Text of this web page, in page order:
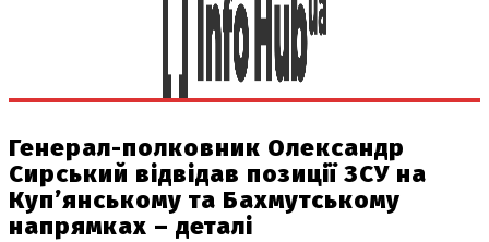
Генерал-полковник Олександр
Сирський відвідав позиції ЗСУ на
Куп’янському та Бахмутському
напрямках – деталі